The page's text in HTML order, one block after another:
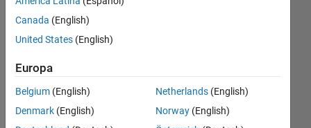
in matlab?
swt in the
stationary
wavelet
transform.
Canada (English)
United States (English)
Europa
Belgium (English)
Denmark (English)
Netherlands(English)
Norway(English)